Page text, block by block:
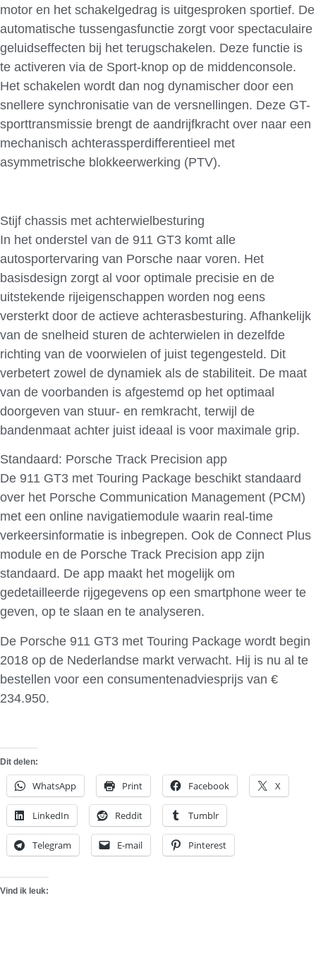
motor en het schakelgedrag is uitgesproken sportief. De
automatische tussengasfunctie zorgt voor spectaculaire
geluidseffecten bij het terugschakelen. Deze functie is
te activeren via de Sport-knop op de middenconsole.
Het schakelen wordt dan nog dynamischer door een
snellere synchronisatie van de versnellingen. Deze GT-
sporttransmissie brengt de aandrijfkracht over naar een
mechanisch achterassperdifferentieel met
asymmetrische blokkeerwerking (PTV).
Stijf chassis met achterwielbesturing
In het onderstel van de 911 GT3 komt alle
autosportervaring van Porsche naar voren. Het
basisdesign zorgt al voor optimale precisie en de
uitstekende rijeigenschappen worden nog eens
versterkt door de actieve achterasbesturing. Afhankelijk
van de snelheid sturen de achterwielen in dezelfde
richting van de voorwielen of juist tegengesteld. Dit
verbetert zowel de dynamiek als de stabiliteit. De maat
van de voorbanden is afgestemd op het optimaal
doorgeven van stuur- en remkracht, terwijl de
bandenmaat achter juist ideaal is voor maximale grip.
Standaard: Porsche Track Precision app
De 911 GT3 met Touring Package beschikt standaard
over het Porsche Communication Management (PCM)
met een online navigatiemodule waarin real-time
verkeersinformatie is inbegrepen. Ook de Connect Plus
module en de Porsche Track Precision app zijn
standaard. De app maakt het mogelijk om
gedetailleerde rijgegevens op een smartphone weer te
geven, op te slaan en te analyseren.
De Porsche 911 GT3 met Touring Package wordt begin
2018 op de Nederlandse markt verwacht. Hij is nu al te
bestellen voor een consumentenadviesprijs van €
234.950.
Dit delen:
WhatsApp Print Facebook X
LinkedIn Reddit Tumblr
Telegram E-mail Pinterest
Vind ik leuk: